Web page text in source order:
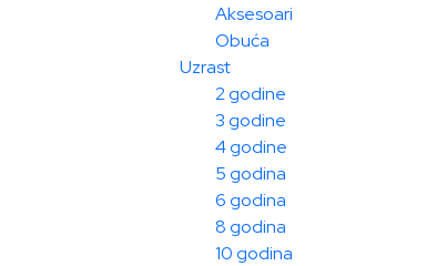
Aksesoari
Obuća
Uzrast
2 godine
3 godine
4 godine
5 godina
6 godina
8 godina
10 godina